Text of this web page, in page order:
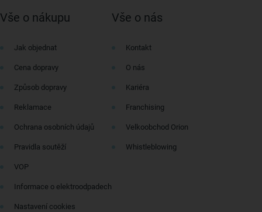
Vše o nákupu
Jak objednat
Cena dopravy
Způsob dopravy
Reklamace
Ochrana osobních údajů
Pravidla soutěží
VOP
Informace o elektroodpadech
Nastavení cookies
Vše o nás
Kontakt
O nás
Kariéra
Franchising
Velkoobchod Orion
Whistleblowing